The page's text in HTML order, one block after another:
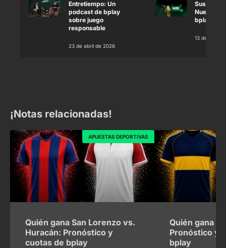
Entretiempo: Un
podcast de bplay
sobre juego
responsable
23 de abril de 2026
Susana
Nueva
bplay
13 de
¡Notas relacionadas!
APUESTAS DEPORTIVAS
Quién gana San Lorenzo vs.
Huracán: Pronóstico y
cuotas de bplay
Quién gana
Pronóstico y
bplay